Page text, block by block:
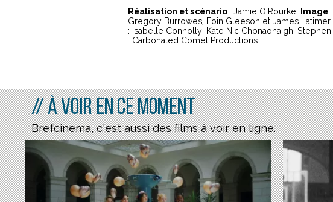
Réalisation et scénario : Jamie O'Rourke. Image
Gregory Burrowes, Eoin Gleeson et James Latimer.
: Isabelle Connolly, Kate Nic Chonaonaigh,
: Carbonated Comet Productions.
// À voir en ce moment
Brefcinema, c’est aussi des films à voir en ligne.